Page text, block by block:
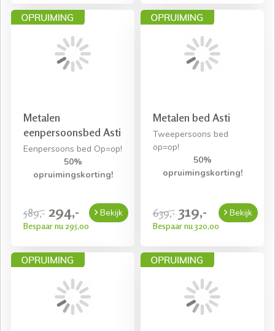
Metalen
eenpersoonsbed Asti
Eenpersoons bed Op=op!
50%
opruimingskorting!
589,- 294,-
Bespaar nu 295,00
Bekijk
Metalen bed Asti
Tweepersoons bed
op=op!
50%
opruimingskorting!
639,- 319,-
Bespaar nu 320,00
Bekijk